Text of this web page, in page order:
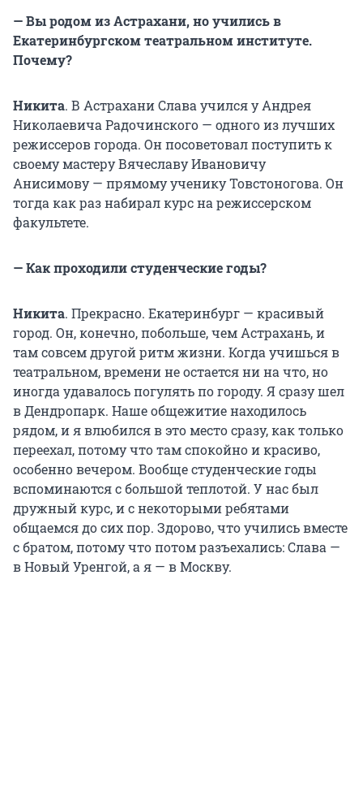
— Вы родом из Астрахани, но учились в
Екатеринбургском театральном институте.
Почему?
Никита. В Астрахани Слава учился у Андрея
Николаевича Радочинского — одного из лучших
режиссеров города. Он посоветовал поступить к
своему мастеру Вячеславу Ивановичу
Анисимову — прямому ученику Товстоногова. Он
тогда как раз набирал курс на режиссерском
факультете.
— Как проходили студенческие годы?
Никита. Прекрасно. Екатеринбург — красивый
город. Он, конечно, побольше, чем Астрахань, и
там совсем другой ритм жизни. Когда учишься в
театральном, времени не остается ни на что, но
иногда удавалось погулять по городу. Я сразу шел
в Дендропарк. Наше общежитие находилось
рядом, и я влюбился в это место сразу, как только
переехал, потому что там спокойно и красиво,
особенно вечером. Вообще студенческие годы
вспоминаются с большой теплотой. У нас был
дружный курс, и с некоторыми ребятами
общаемся до сих пор. Здорово, что учились вместе
с братом, потому что потом разъехались: Слава —
в Новый Уренгой, а я — в Москву.